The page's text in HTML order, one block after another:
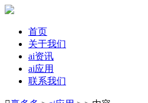
首页
关于我们
ai资讯
ai应用
联系我们